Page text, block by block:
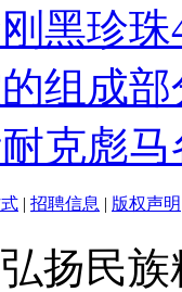
黑珍珠
组成部
克彪
| 招聘信息 | 版权声明
扬民